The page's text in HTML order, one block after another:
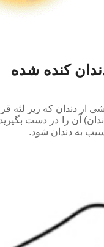
کنده شده
از دندان که زیر لثه
آن را در دست
به دندان شود.